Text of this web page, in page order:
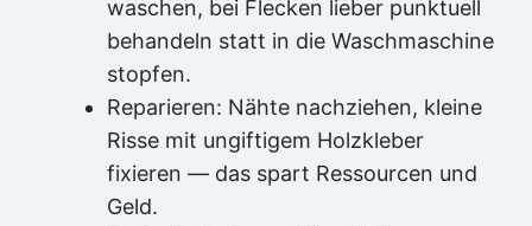
waschen, bei Flecken lieber punktuell
behandeln statt in die Waschmaschine
stopfen.
Reparieren: Nähte nachziehen, kleine
Risse mit ungiftigem Holzkleber
fixieren — das spart Ressourcen und
Geld.